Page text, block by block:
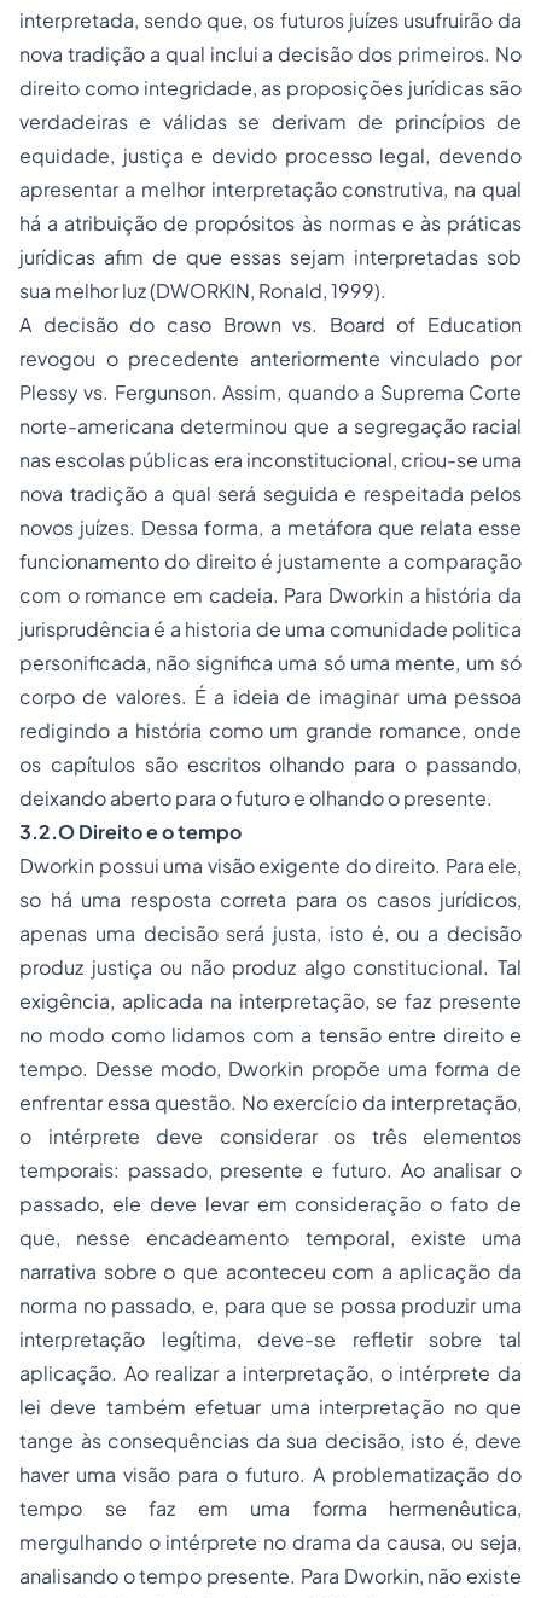
interpretada, sendo que, os futuros juízes usufruirão da
nova tradição a qual inclui a decisão dos primeiros. No
direito como integridade, as proposições jurídicas são
verdadeiras e válidas se derivam de princípios de
equidade, justiça e devido processo legal, devendo
apresentar a melhor interpretação construtiva, na qual
há a atribuição de propósitos às normas e às práticas
jurídicas afim de que essas sejam interpretadas sob
sua melhor luz (DWORKIN, Ronald, 1999).
A decisão do caso Brown vs. Board of Education
revogou o precedente anteriormente vinculado por
Plessy vs. Fergunson. Assim, quando a Suprema Corte
norte-americana determinou que a segregação racial
nas escolas públicas era inconstitucional, criou-se uma
nova tradição a qual será seguida e respeitada pelos
novos juízes. Dessa forma, a metáfora que relata esse
funcionamento do direito é justamente a comparação
com o romance em cadeia. Para Dworkin a história da
jurisprudência é a historia de uma comunidade politica
personificada, não significa uma só uma mente, um só
corpo de valores. É a ideia de imaginar uma pessoa
redigindo a história como um grande romance, onde
os capítulos são escritos olhando para o passando,
deixando aberto para o futuro e olhando o presente.
3.2.O Direito e o tempo
Dworkin possui uma visão exigente do direito. Para ele,
so há uma resposta correta para os casos jurídicos,
apenas uma decisão será justa, isto é, ou a decisão
produz justiça ou não produz algo constitucional. Tal
exigência, aplicada na interpretação, se faz presente
no modo como lidamos com a tensão entre direito e
tempo. Desse modo, Dworkin propõe uma forma de
enfrentar essa questão. No exercício da interpretação,
o intérprete deve considerar os três elementos
temporais: passado, presente e futuro. Ao analisar o
passado, ele deve levar em consideração o fato de
que, nesse encadeamento temporal, existe uma
narrativa sobre o que aconteceu com a aplicação da
norma no passado, e, para que se possa produzir uma
interpretação legítima, deve-se refletir sobre tal
aplicação. Ao realizar a interpretação, o intérprete da
lei deve também efetuar uma interpretação no que
tange às consequências da sua decisão, isto é, deve
haver uma visão para o futuro. A problematização do
tempo se faz em uma forma hermenêutica,
mergulhando o intérprete no drama da causa, ou seja,
analisando o tempo presente. Para Dworkin, não existe